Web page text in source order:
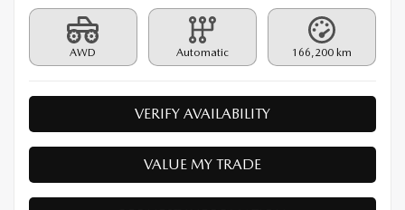
AWD Automatic 166,200 km
VERIFY AVAILABILITY
VALUE MY TRADE